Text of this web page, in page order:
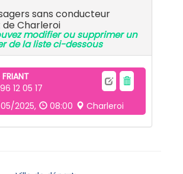
sans conducteur
Charleroi
modifier ou supprimer un
de la liste ci-dessous
12 05 17
2025,
08:00 Charleroi